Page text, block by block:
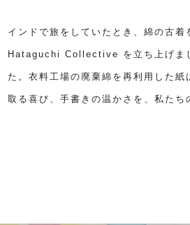
インドで旅をしていたとき、綿の古着
Hataguchi Collective を立ち上げま
た。衣料工場の廃棄綿を再利用した
取る喜び、手書きの温かさを、私たち